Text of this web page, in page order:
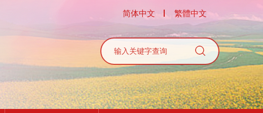
简体中文 繁體中文